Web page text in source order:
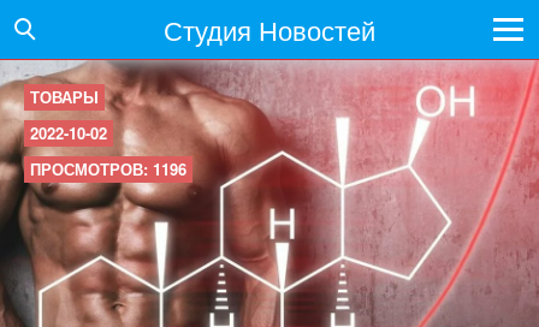
Студия Новостей
ТОВАРЫ
2022-10-02
ПРОСМОТРОВ: 1196